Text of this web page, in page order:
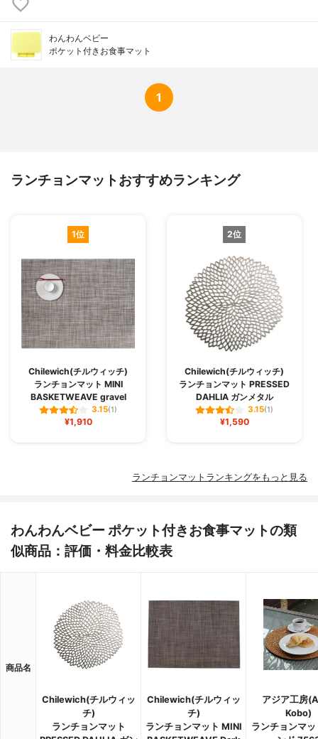
わんわんベビー
ポケット付きお食事マット
1
ランチョンマットおすすめランキング
1位
Chilewich(チルウィッチ)
ランチョンマット MINI
BASKETWEAVE gravel
3.15(1)
¥1,910
2位
Chilewich(チルウィッチ)
ランチョンマット PRESSED
DAHLIA ガンメタル
3.15(1)
¥1,590
ランチョンマットランキングをもっと見る
わんわんベビー ポケット付きお食事マットの類
似商品：評価・料金比較表
商品名
Chilewich(チルウィッ
チ)
ランチョンマット
Chilewich(チルウィッ
チ)
ランチョンマット MINI
アジア工房
Kobo)
ランチョンマッ